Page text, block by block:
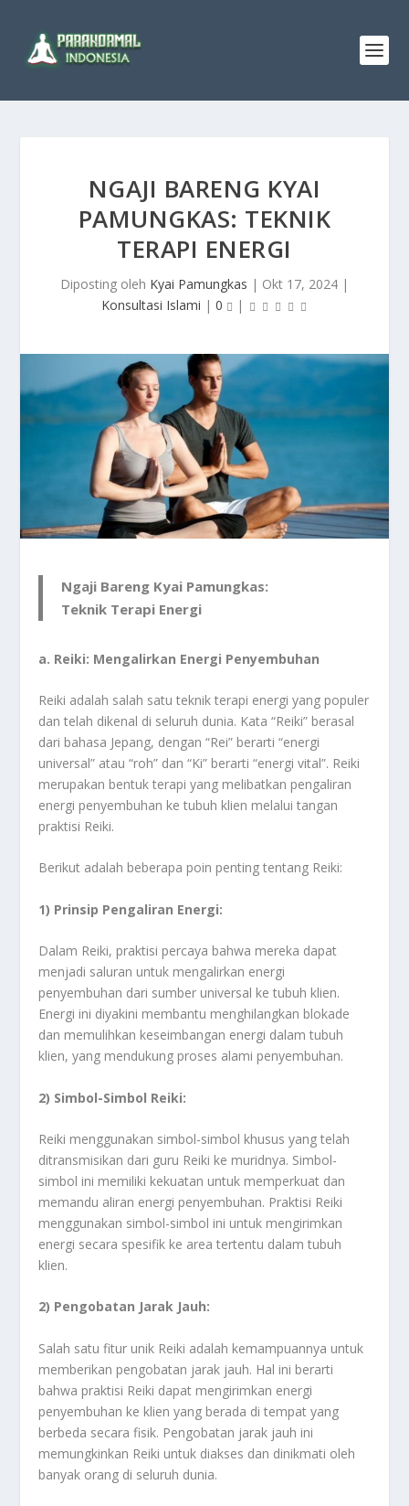
NGAJI BARENG KYAI
PAMUNGKAS: TEKNIK
TERAPI ENERGI
Diposting oleh Kyai Pamungkas | Okt 17, 2024 |
Konsultasi Islami | 0 |
Ngaji Bareng Kyai Pamungkas:
Teknik Terapi Energi
a. Reiki: Mengalirkan Energi Penyembuhan
Reiki adalah salah satu teknik terapi energi yang populer
dan telah dikenal di seluruh dunia. Kata “Reiki” berasal
dari bahasa Jepang, dengan “Rei” berarti “energi
universal” atau “roh” dan “Ki” berarti “energi vital”. Reiki
merupakan bentuk terapi yang melibatkan pengaliran
energi penyembuhan ke tubuh klien melalui tangan
praktisi Reiki.
Berikut adalah beberapa poin penting tentang Reiki:
1) Prinsip Pengaliran Energi:
Dalam Reiki, praktisi percaya bahwa mereka dapat
menjadi saluran untuk mengalirkan energi
penyembuhan dari sumber universal ke tubuh klien.
Energi ini diyakini membantu menghilangkan blokade
dan memulihkan keseimbangan energi dalam tubuh
klien, yang mendukung proses alami penyembuhan.
2) Simbol-Simbol Reiki:
Reiki menggunakan simbol-simbol khusus yang telah
ditransmisikan dari guru Reiki ke muridnya. Simbol-
simbol ini memiliki kekuatan untuk memperkuat dan
memandu aliran energi penyembuhan. Praktisi Reiki
menggunakan simbol-simbol ini untuk mengirimkan
energi secara spesifik ke area tertentu dalam tubuh
klien.
2) Pengobatan Jarak Jauh:
Salah satu fitur unik Reiki adalah kemampuannya untuk
memberikan pengobatan jarak jauh. Hal ini berarti
bahwa praktisi Reiki dapat mengirimkan energi
penyembuhan ke klien yang berada di tempat yang
berbeda secara fisik. Pengobatan jarak jauh ini
memungkinkan Reiki untuk diakses dan dinikmati oleh
banyak orang di seluruh dunia.